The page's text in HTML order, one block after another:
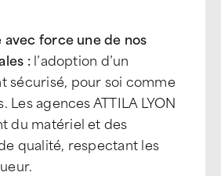
force une de nos
:l’adoption d’un
sécurisé, pour soi comme
Les agences ATTILA LYON
du matériel et des
qualité, respectant les